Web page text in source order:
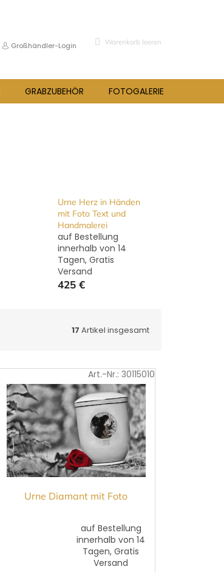
Großhändler-Login WARENKORB
Warenkorb leeren
GRABZUBEHÖR FOTOGALERIE
Urne Herz in Händen
mit Foto Text und
Handmalerei
auf Bestellung
innerhalb von 14
Tagen, Gratis
Versand
425 €
17 Artikel insgesamt
Urne Diamant mit Foto
auf Bestellung
innerhalb von 14
Tagen, Gratis
Versand
Art.-Nr.: 30115010